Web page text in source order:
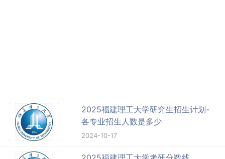
2025福建理工大学研究生招生计划-
各专业招生人数是多少
2024-10-17